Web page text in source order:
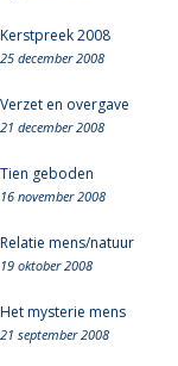
Kerstpreek 2008
25 december 2008
Verzet en overgave
21 december 2008
Tien geboden
16 november 2008
Relatie mens/natuur
19 oktober 2008
Het mysterie mens
21 september 2008